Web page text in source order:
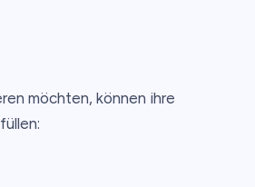
möchten, können ihre